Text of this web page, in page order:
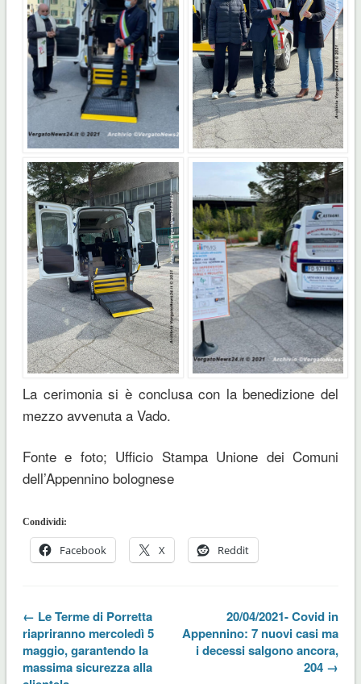
La cerimonia si è conclusa con la benedizione del
mezzo avvenuta a Vado.
Fonte e foto; Ufficio Stampa Unione dei Comuni
dell’Appennino bolognese
Condividi:
Facebook X Reddit
← Le Terme di Porretta
riapriranno mercoledì 5
maggio, garantendo la
massima sicurezza alla
20/04/2021- Covid in
Appennino: 7 nuovi casi ma
i decessi salgono ancora,
204 →